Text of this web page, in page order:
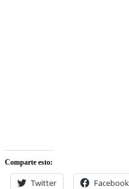
Comparte esto:
Twitter Facebook